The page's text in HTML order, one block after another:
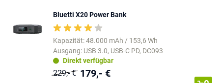
Bluetti X20 Power Bank
Kapazität: 48.000 mAh / 153,6 Wh
Ausgang: USB 3.0, USB-C PD, DC093
Direkt verfügbar
229,- € 179,- €